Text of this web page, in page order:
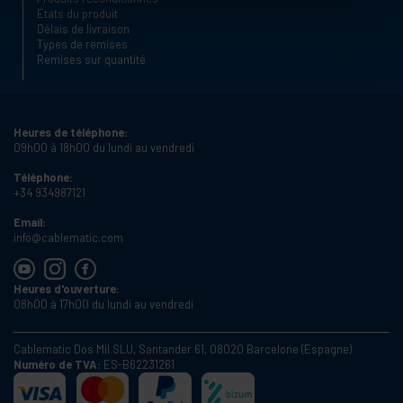
États du produit
Délais de livraison
Types de remises
Remises sur quantité
Heures de téléphone:
09h00 à 18h00 du lundi au vendredi
Téléphone:
+34 934987121
Email:
info@cablematic.com
Heures d'ouverture:
08h00 à 17h00 du lundi au vendredi
Cablematic Dos Mil SLU, Santander 61, 08020 Barcelone (Espagne)
Numéro de TVA: ES-B62231261